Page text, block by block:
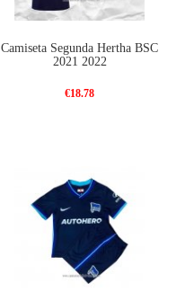
Camiseta Segunda Hertha BSC
2021 2022
€18.78